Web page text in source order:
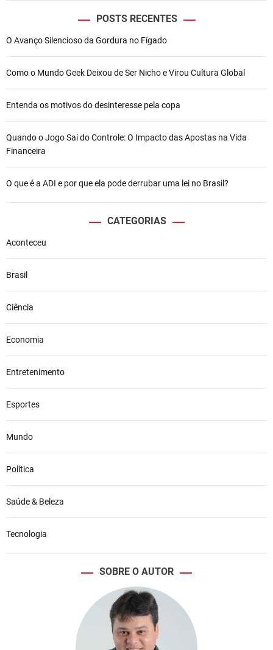
POSTS RECENTES
O Avanço Silencioso da Gordura no Fígado
Como o Mundo Geek Deixou de Ser Nicho e Virou Cultura Global
Entenda os motivos do desinteresse pela copa
Quando o Jogo Sai do Controle: O Impacto das Apostas na Vida
Financeira
O que é a ADI e por que ela pode derrubar uma lei no Brasil?
CATEGORIAS
Aconteceu
Brasil
Ciência
Economia
Entretenimento
Esportes
Mundo
Política
Saúde & Beleza
Tecnologia
SOBRE O AUTOR